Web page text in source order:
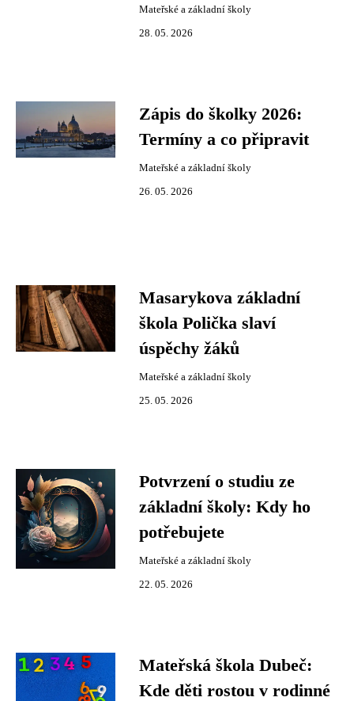
Mateřské a základní školy
28. 05. 2026
Zápis do školky 2026:
Termíny a co připravit
Mateřské a základní školy
26. 05. 2026
Masarykova základní
škola Polička slaví
úspěchy žáků
Mateřské a základní školy
25. 05. 2026
Potvrzení o studiu ze
základní školy: Kdy ho
potřebujete
Mateřské a základní školy
22. 05. 2026
Mateřská škola Dubeč:
Kde děti rostou v rodinné